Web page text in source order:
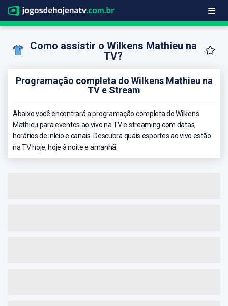
Como assistir o Wilkens Mathieu na
TV?
Programação completa do Wilkens Mathieu na
TV e Stream
Abaixo você encontrará a programação completa do Wilkens
Mathieu para eventos ao vivo na TV e streaming com datas,
horários de início e canais. Descubra quais esportes ao vivo estão
na TV hoje, hoje à noite e amanhã.